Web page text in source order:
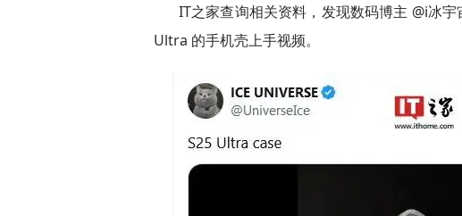
IT之家查询相关资料，发现数码博主 @i冰
Ultra 的手机壳上手视频。